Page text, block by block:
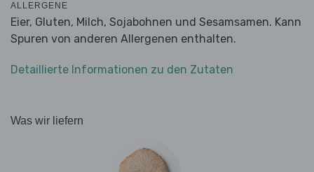
ALLERGENE
Eier, Gluten, Milch, Sojabohnen und Sesamsamen. Kann
Spuren von anderen Allergenen enthalten.
Detaillierte Informationen zu den Zutaten
Was wir liefern